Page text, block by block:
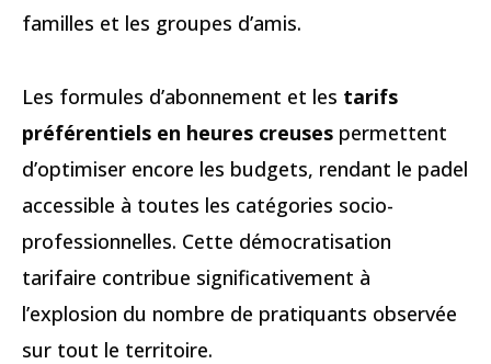
familles et les groupes d’amis.
Les formules d’abonnement et les tarifs
préférentiels en heures creuses permettent
d’optimiser encore les budgets, rendant le padel
accessible à toutes les catégories socio-
professionnelles. Cette démocratisation
tarifaire contribue significativement à
l’explosion du nombre de pratiquants observée
sur tout le territoire.